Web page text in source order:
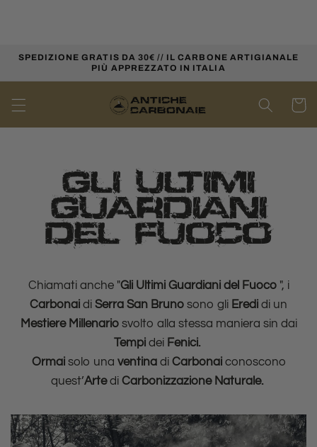
SPEDIZIONE GRATIS DA 30€ // IL CARBONE ARTIGIANALE
PIÙ APPREZZATO IN ITALIA
GLI ULTIMI
GUARDIANI
DEL FUOCO
Chiamati anche "Gli Ultimi Guardiani del Fuoco", i
Carbonai di Serra San Bruno sono gli Eredi di un
Mestiere Millenariosvolto alla stessa maniera sin dai
Tempi dei Fenici.
Ormaisolo una ventina di Carbonai conoscono
quest’Artedi Carbonizzazione Naturale.